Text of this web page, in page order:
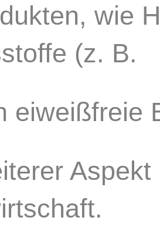
wie
(z. B.
eiweißfreie